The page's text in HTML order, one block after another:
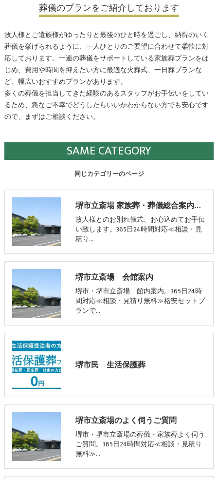
葬儀のプランをご紹介しております
故人様とご遺族様がゆったりと最後のひと時を過ごし、納得のいく
葬儀を挙げられるように、一人ひとりのご要望に合わせて柔軟に対
応しております。一連の葬儀をサポートしている家族葬プランをは
じめ、費用や時間を抑えたい方に最適な火葬式、一日葬プランな
ど、幅広いおすすめプランがあります。
多くの葬儀を担当してきた経験のあるスタッフがお手伝いをしてい
るため、急なご不幸でどうしたらいいかわからない方でも安心です
ので、まずはご相談ください。
同じカテゴリーのページ
SAME CATEGORY
堺市立斎場 家族葬・葬儀総合案内窓口
故人様とのお別れ儀式、お心込めてお手伝
い致します。365日24時間対応≪相談・見
積り…
堺市立斎場 会館案内
堺市・堺市立斎場 館内案内。365日24時
間対応≪相談・見積り無料≫格安セットプ
ランで…
堺市民 生活保護葬
堺市立斎場のよく伺うご質問
堺市・堺市立斎場の葬儀・家族葬よく伺う
ご質問。365日24時間対応≪相談・見積り
無料≫…